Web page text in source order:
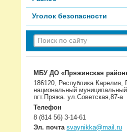
Уголок безопасности
МБУ ДО «Пряжинская
186120, Республика Карелия,
национальный
пгт.Пряжа. ул.Советская,87-а
Телефон
8 (814 56) 3-14-61
Эл. почта svaynikka@mail.ru